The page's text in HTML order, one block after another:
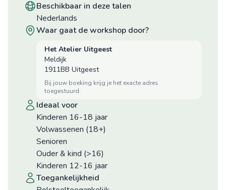
beschikbaar in deze talen
Nederlands
waar gaat de workshop door?
Het Atelier Uitgeest
Meldijk
1911BB Uitgeest
bij jouw boeking krijg je het exacte adres
toegestuurd.
ideaal voor
Kinderen 16-18 jaar
Volwassenen (18+)
Senioren
Ouder & kind (>16)
Kinderen 12-16 jaar
toegankelijkheid